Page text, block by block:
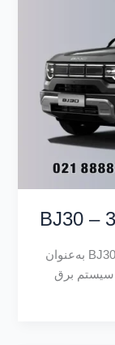
معرفی باتری بایک بی جی 30 – BJ30 بایک BJ30 به‌عنوان
سیستم برق